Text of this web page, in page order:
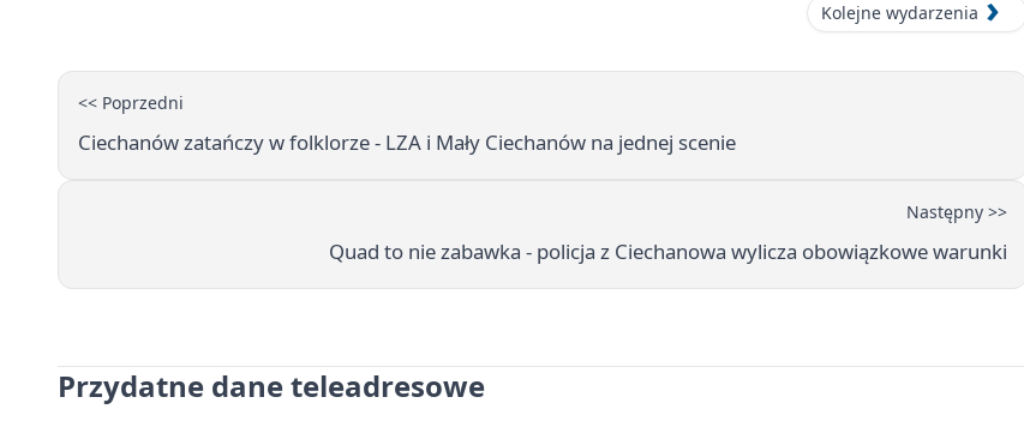
Kolejne wydarzenia
<< Poprzedni
Ciechanów zatańczy w folklorze - LZA i Mały Ciechanów na jednej scenie
Następny >>
Quad to nie zabawka - policja z Ciechanowa wylicza obowiązkowe warunki
Przydatne dane teleadresowe